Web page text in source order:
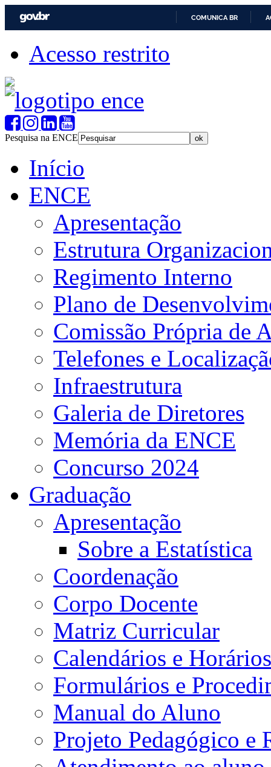
COMUNICA BR
Acesso restrito
Pesquisa na ENCE
Início
ENCE
Apresentação
Estrutura
Regimento Interno
Plano de
Comissão Própria de
Telefones e
Infraestrutura
Galeria de Diretores
Memória da ENCE
Concurso 2024
Graduação
Apresentação
Sobre a Estatística
Coordenação
Corpo Docente
Matriz Curricular
Calendários e Horários
Formulários e
Manual do Aluno
Projeto Pedagógico e